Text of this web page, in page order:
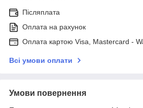
Післяплата
Оплата на рахунок
Оплата картою Visa, Mastercard -
Всі умови оплати
Умови повернення